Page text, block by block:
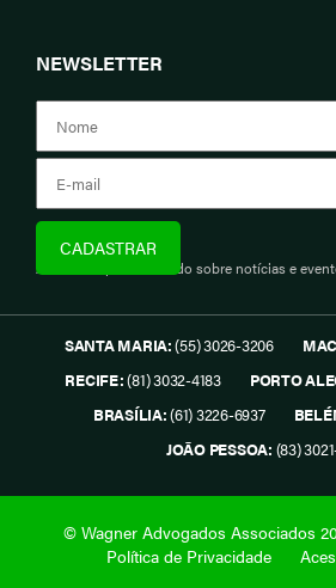
NEWSLETTER
Assine e fique informado sobre notícias e
SANTA MARIA:(55) 3026-3206
RECIFE:(81) 3032-4183 PORTO
BRASÍLIA:(61) 3226-6937
JOÃO PESSOA: (83)
© Wagner Advogados Associados
Política de Privacidade